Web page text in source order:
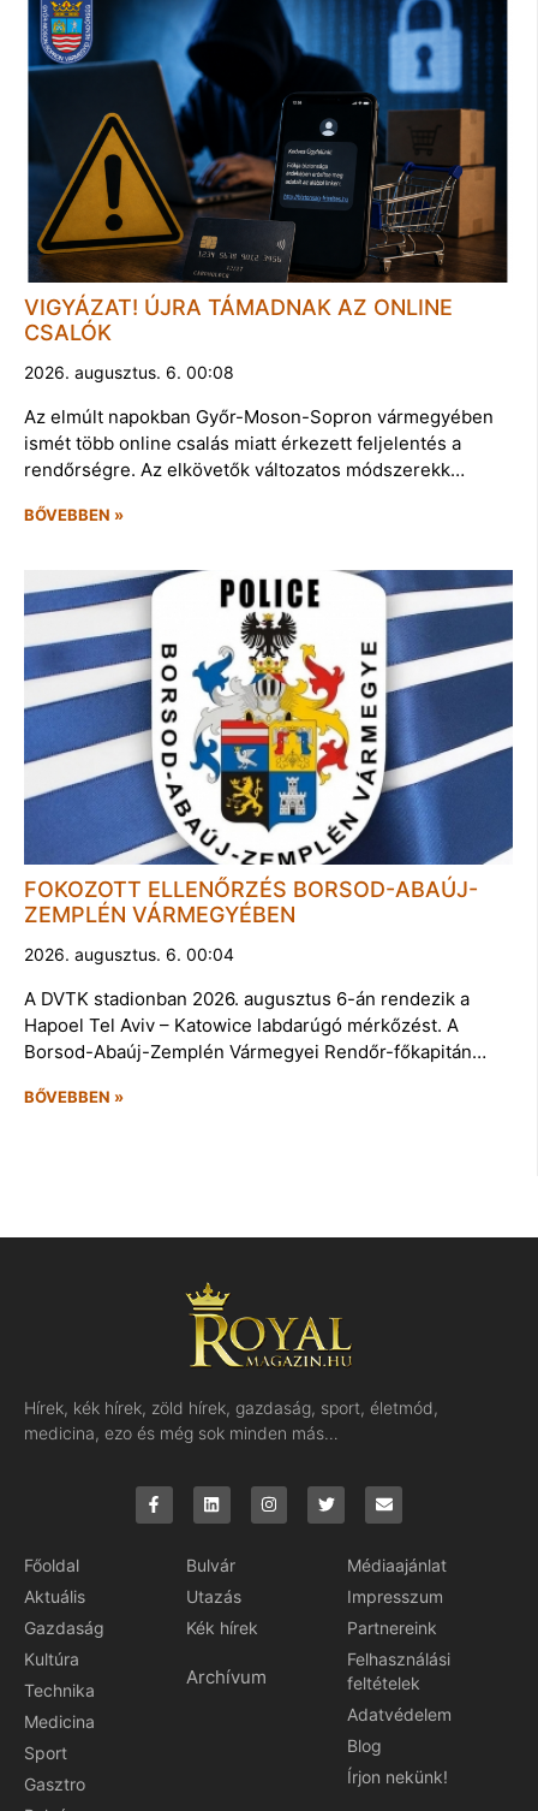
VIGYÁZAT! ÚJRA TÁMADNAK AZ ONLINE
CSALÓK
2026. augusztus. 6. 00:08
Az elmúlt napokban Győr-Moson-Sopron vármegyében
ismét több online csalás miatt érkezett feljelentés a
rendőrségre. Az elkövetők változatos módszerekk…
BŐVEBBEN »
FOKOZOTT ELLENŐRZÉS BORSOD-ABAÚJ-
ZEMPLÉN VÁRMEGYÉBEN
2026. augusztus. 6. 00:04
A DVTK stadionban 2026. augusztus 6-án rendezik a
Hapoel Tel Aviv – Katowice labdarúgó mérkőzést. A
Borsod-Abaúj-Zemplén Vármegyei Rendőr-főkapitán…
BŐVEBBEN »
Hírek, kék hírek, zöld hírek, gazdaság, sport, életmód,
medicina, ezo és még sok minden más…
Főoldal
Aktuális
Gazdaság
Kultúra
Technika
Medicina
Sport
Gasztro
Bulvár
Utazás
Kék hírek
Archívum
Médiaajánlat
Impresszum
Partnereink
Felhasználási
feltételek
Adatvédelem
Blog
Írjon nekünk!